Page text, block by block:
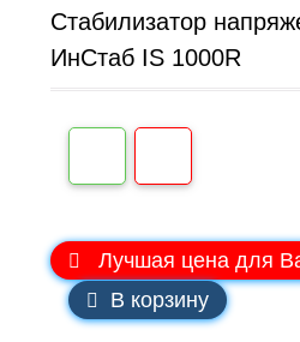
Стабилизатор
ИнСтаб IS 1000R
Лучшая цена для
В корзину